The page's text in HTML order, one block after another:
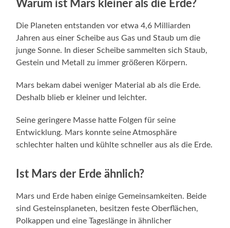
Warum ist Mars kleiner als die Erde?
Die Planeten entstanden vor etwa 4,6 Milliarden
Jahren aus einer Scheibe aus Gas und Staub um die
junge Sonne. In dieser Scheibe sammelten sich Staub,
Gestein und Metall zu immer größeren Körpern.
Mars bekam dabei weniger Material ab als die Erde.
Deshalb blieb er kleiner und leichter.
Seine geringere Masse hatte Folgen für seine
Entwicklung. Mars konnte seine Atmosphäre
schlechter halten und kühlte schneller aus als die Erde.
Ist Mars der Erde ähnlich?
Mars und Erde haben einige Gemeinsamkeiten. Beide
sind Gesteinsplaneten, besitzen feste Oberflächen,
Polkappen und eine Tageslänge in ähnlicher